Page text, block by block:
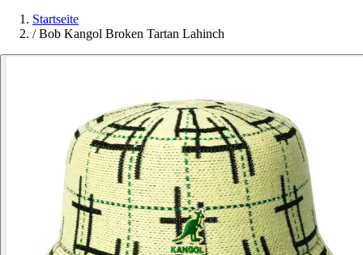
Startseite
/ Bob Kangol Broken Tartan Lahinch